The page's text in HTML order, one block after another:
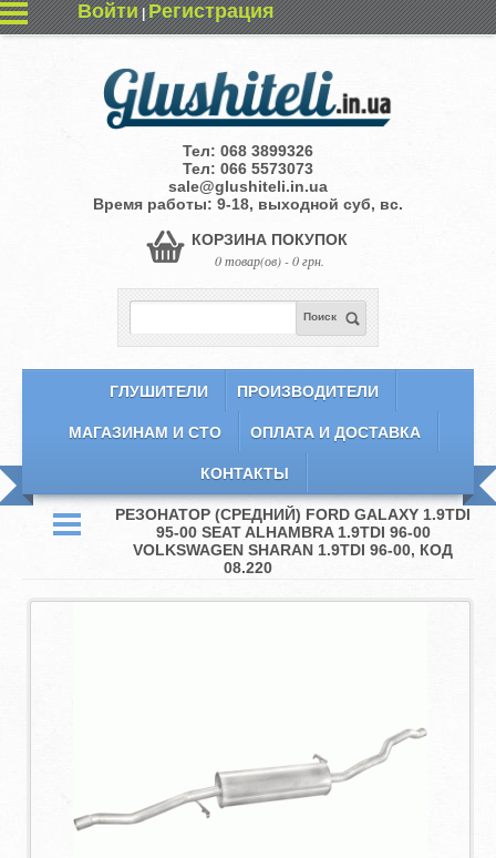
Войти|Регистрация
Тел: 068 3899326
Тел: 066 5573073
sale@glushiteli.in.ua
Время работы: 9-18, выходной суб, вс.
КОРЗИНА ПОКУПОК
0 товар(ов) - 0 грн.
Поиск
ГЛУШИТЕЛИ ПРОИЗВОДИТЕЛИ
МАГАЗИНАМ И СТО ОПЛАТА И ДОСТАВКА
КОНТАКТЫ
РЕЗОНАТОР (СРЕДНИЙ) FORD GALAXY 1.9TDI
95-00 SEAT ALHAMBRA 1.9TDI 96-00
VOLKSWAGEN SHARAN 1.9TDI 96-00, КОД
08.220